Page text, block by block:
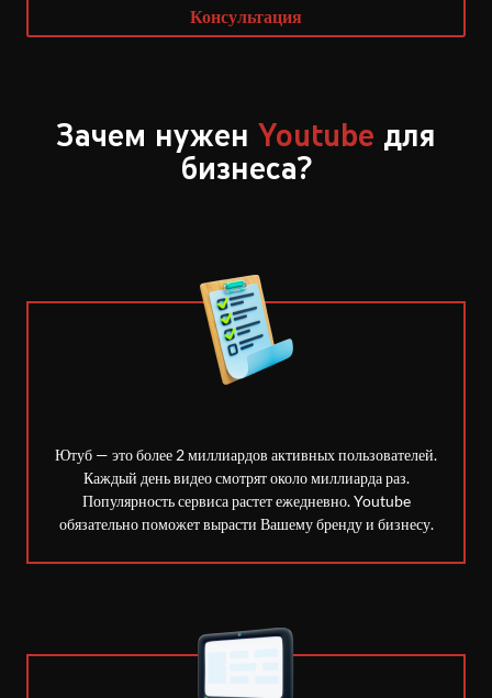
Консультация
Зачем нужен Youtube для
бизнеса?
Ютуб — это более 2 миллиардов активных пользователей.
Каждый день видео смотрят около миллиарда раз.
Популярность сервиса растет ежедневно. Youtube
обязательно поможет вырасти Вашему бренду и бизнесу.